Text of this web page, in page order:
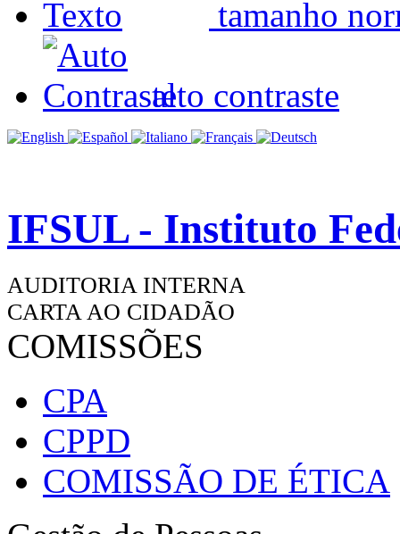
tamanho
alto contraste
IFSUL - Instituto
AUDITORIA INTERNA
CARTA AO CIDADÃO
COMISSÕES
CPA
CPPD
COMISSÃO DE ÉTICA